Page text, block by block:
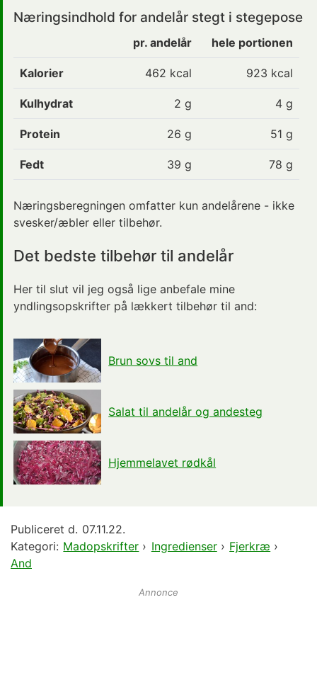
Næringsindhold for andelår stegt i stegepose
pr. andelår hele portionen
Kalorier 462 kcal 923 kcal
Kulhydrat 2 g 4 g
Protein 26 g 51 g
Fedt 39 g 78 g
Næringsberegningen omfatter kun andelårene - ikke
svesker/æbler eller tilbehør.
Det bedste tilbehør til andelår
Her til slut vil jeg også lige anbefale mine
yndlingsopskrifter på lækkert tilbehør til and:
Brun sovs til and
Salat til andelår og andesteg
Hjemmelavet rødkål
Publiceret d. 07.11.22.
Kategori: Madopskrifter › Ingredienser› Fjerkræ ›
And
Annonce